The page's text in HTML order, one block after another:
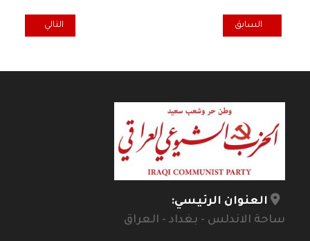
المقال السابق: عريان السيد خلف ومأثرته في الشعر والحياة
السابق المقال التالي:
التالي
العنوان الرئيسي:
ساحة الاندلس - بغداد - العراق